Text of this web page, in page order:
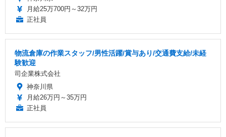
月給25万700円～32万円
正社員
物流倉庫の作業スタッフ/男性活躍/賞与あり/交通費支給/未経
験歓迎
司企業株式会社
神奈川県
月給26万円～35万円
正社員